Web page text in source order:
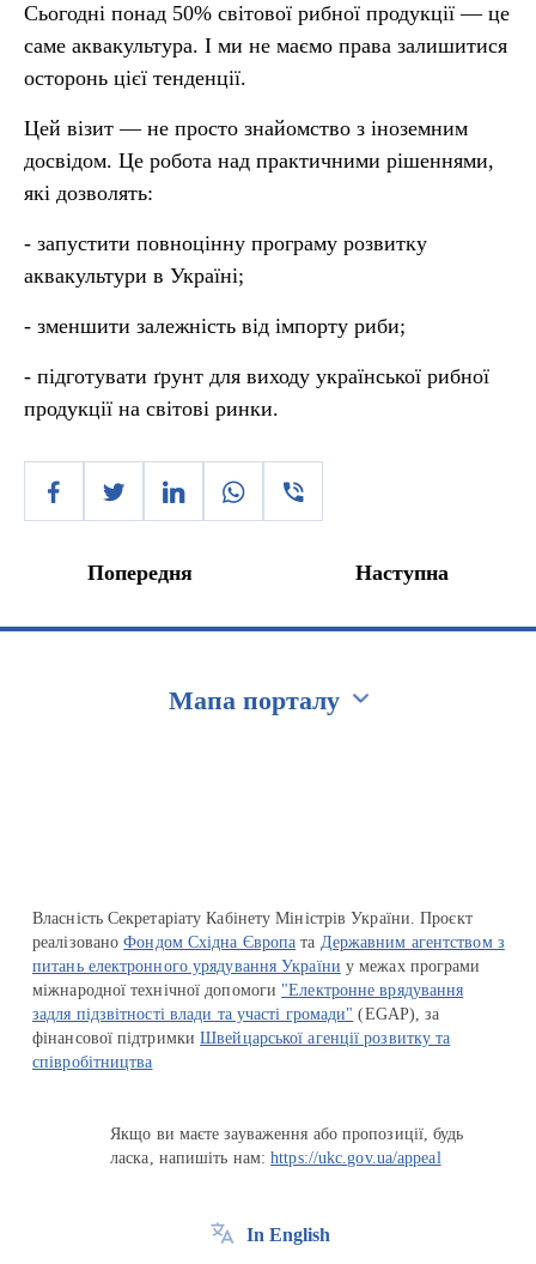
Сьогодні понад 50% світової рибної продукції — це
саме аквакультура. І ми не маємо права залишитися
осторонь цієї тенденції.
Цей візит — не просто знайомство з іноземним
досвідом. Це робота над практичними рішеннями,
які дозволять:
- запустити повноцінну програму розвитку
аквакультури в Україні;
- зменшити залежність від імпорту риби;
- підготувати ґрунт для виходу української рибної
продукції на світові ринки.
Попередня Наступна
Мапа порталу
Власність Секретаріату Кабінету Міністрів України. Проєкт
реалізованоФондом Східна Європа та Державним агентством з
питань електронного урядування України у межах програми
міжнародної технічної допомоги "Електронне врядування
задля підзвітності влади та участі громади" (EGAP), за
фінансової підтримкиШвейцарської агенції розвитку та
співробітництва
Якщо ви маєте зауваження або пропозиції, будь
ласка, напишіть нам:https://ukc.gov.ua/appeal
In English